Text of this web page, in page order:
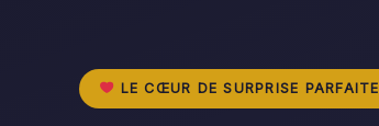
LE CŒUR DE SURPRISE PARFAITE